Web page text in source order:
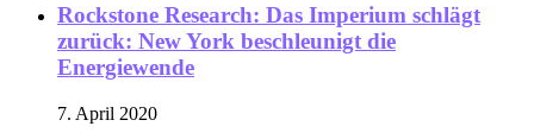
Rockstone Research: Das Imperium schlägt
zurück: New York beschleunigt die
Energiewende
7. April 2020